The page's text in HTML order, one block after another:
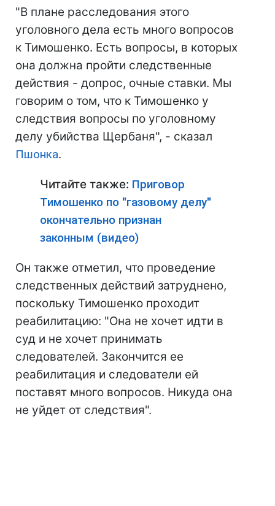
"В плане расследования этого
уголовного дела есть много вопросов
к Тимошенко. Есть вопросы, в которых
она должна пройти следственные
действия - допрос, очные ставки. Мы
говорим о том, что к Тимошенко у
следствия вопросы по уголовному
делу убийства Щербаня", - сказал
Пшонка.
Читайте также: Приговор
Тимошенко по "газовому делу"
окончательно признан
законным (видео)
Он также отметил, что проведение
следственных действий затруднено,
поскольку Тимошенко проходит
реабилитацию: "Она не хочет идти в
суд и не хочет принимать
следователей. Закончится ее
реабилитация и следователи ей
поставят много вопросов. Никуда она
не уйдет от следствия".